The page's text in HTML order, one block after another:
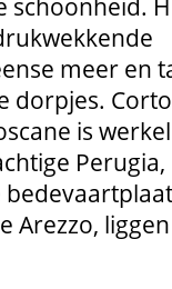
meer en
dorpjes.
is
Perugia,
Arezzo,